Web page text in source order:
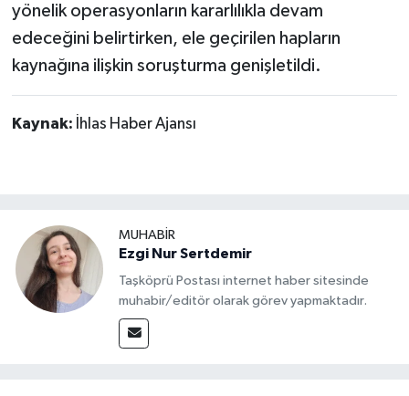
yönelik operasyonların kararlılıkla devam
edeceğini belirtirken, ele geçirilen hapların
kaynağına ilişkin soruşturma genişletildi.
Kaynak: İhlas Haber Ajansı
MUHABİR
Ezgi Nur Sertdemir
Taşköprü Postası internet haber sitesinde
muhabir/editör olarak görev yapmaktadır.